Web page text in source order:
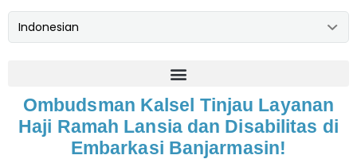
Ombudsman Kalsel Tinjau Layanan
Haji Ramah Lansia dan Disabilitas di
Embarkasi Banjarmasin!